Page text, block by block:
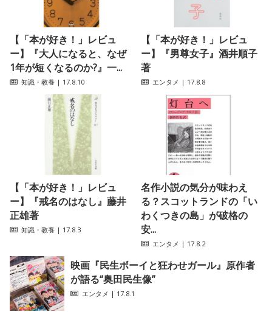
【「本が好き！」レビュ
ー】『大人になると、なぜ
1年が短くなるのか?』一...
知識・教養 | 17.8.10
【「本が好き！」レビュ
ー】『男尊女子』酒井順子
著
エンタメ | 17.8.8
【「本が好き！」レビュ
ー】『戒名のはなし』藤井
正雄著
知識・教養 | 17.8.3
名作小説の気分が味わえ
る？スコットランドの「い
わくつきの島」が破格の
安...
エンタメ | 17.8.2
映画『民生ボーイと狂わせガール』原作者
が語る“奥田民生像”
エンタメ | 17.8.1